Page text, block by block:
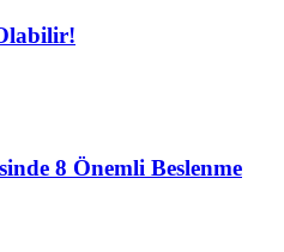
8 Önemli Beslenme